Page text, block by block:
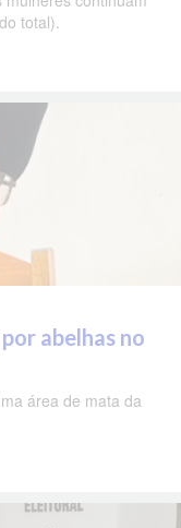
total).
abelhas no
área de mata da